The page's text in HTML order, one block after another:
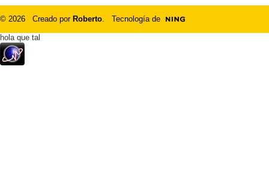
© 2026 Creado por Roberto. Tecnología de
hola que tal